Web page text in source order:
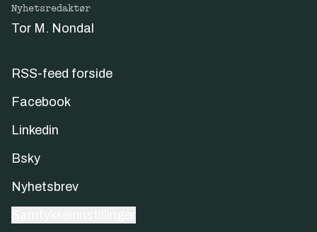
Nyhetsredaktør
Tor M. Nondal
RSS-feed forside
Facebook
Linkedin
Bsky
Nyhetsbrev